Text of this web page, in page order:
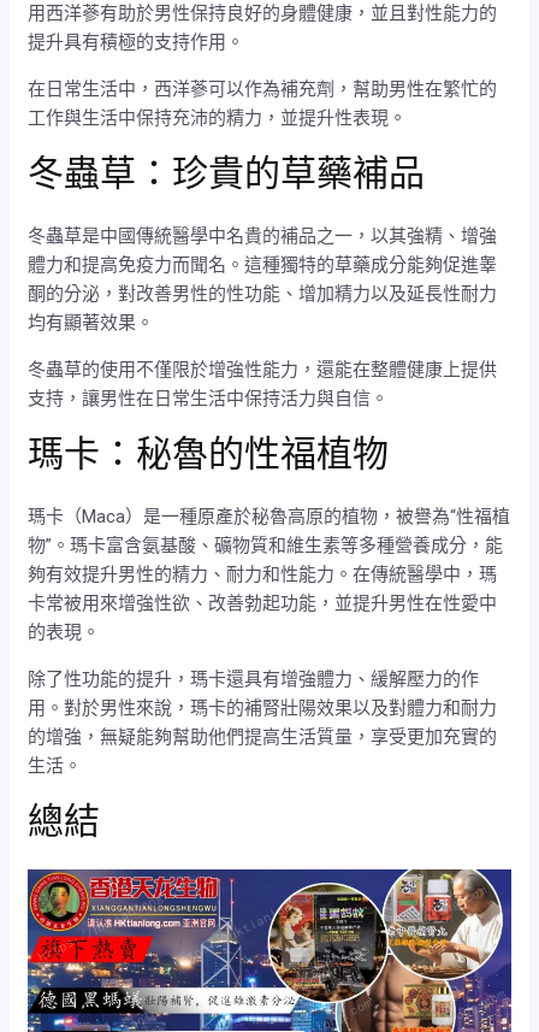
用西洋蔘有助於男性保持良好的身體健康，並且對性能力的
提升具有積極的支持作用。
在日常生活中，西洋蔘可以作為補充劑，幫助男性在繁忙的
工作與生活中保持充沛的精力，並提升性表現。
冬蟲草：珍貴的草藥補品
冬蟲草是中國傳統醫學中名貴的補品之一，以其強精、增強
體力和提高免疫力而聞名。這種獨特的草藥成分能夠促進睾
酮的分泌，對改善男性的性功能、增加精力以及延長性耐力
均有顯著效果。
冬蟲草的使用不僅限於增強性能力，還能在整體健康上提供
支持，讓男性在日常生活中保持活力與自信。
瑪卡：秘魯的性福植物
瑪卡（Maca）是一種原產於秘魯高原的植物，被譽為“性福植
物”。瑪卡富含氨基酸、礦物質和維生素等多種營養成分，能
夠有效提升男性的精力、耐力和性能力。在傳統醫學中，瑪
卡常被用來增強性欲、改善勃起功能，並提升男性在性愛中
的表現。
除了性功能的提升，瑪卡還具有增強體力、緩解壓力的作
用。對於男性來說，瑪卡的補腎壯陽效果以及對體力和耐力
的增強，無疑能夠幫助他們提高生活質量，享受更加充實的
生活。
總結